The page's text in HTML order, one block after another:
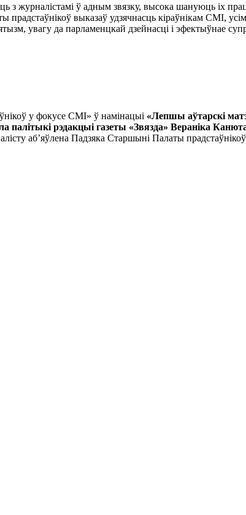
з журналістамі ў адным звязку, высока шануюць іх
выказаў удзячнасць кіраўнікам СМІ,
увагу да парламенцкай дзейнасці і эфектыўнае
у фокусе СМІ» ў намінацыі «Лепшы аўтарскі
палітыкі рэдакцыі газеты «Звязда» Вераніка
аб’яўлена Падзяка Старшыні Палаты